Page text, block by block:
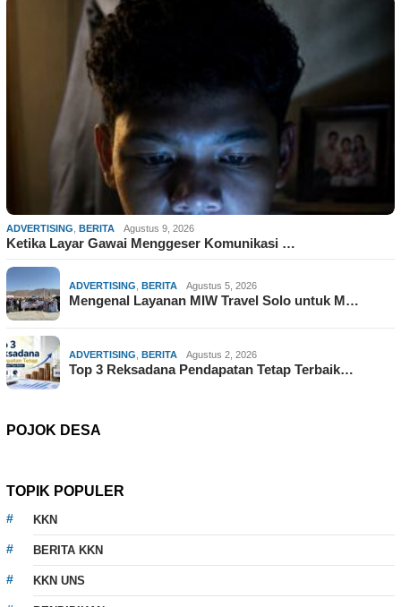
ADVERTISING BERITA Agustus 9, 2026
Ketika Layar Gawai Menggeser Komunikasi …
ADVERTISING BERITA Agustus 5, 2026
Mengenal Layanan MIW Travel Solo untuk M…
ADVERTISING BERITA Agustus 2, 2026
Top 3 Reksadana Pendapatan Tetap Terbaik…
POJOK DESA
TOPIK POPULER
KKN
BERITA KKN
KKN UNS